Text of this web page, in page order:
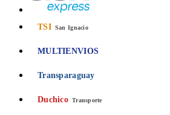
TSI San Ignacio
MULTIENVIOS
Transparaguay
Duchico Transporte